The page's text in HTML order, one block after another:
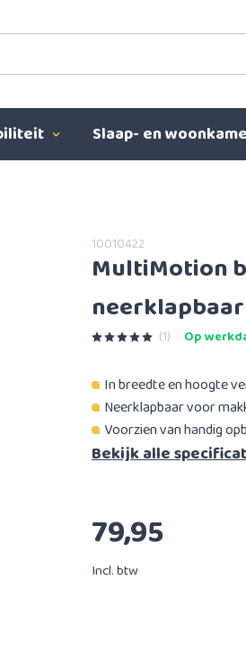
Slaap- en
10010422
MultiMotion
neerklapbaar
(1) Op
In breedte en hoogte
Neerklapbaar voor
Voorzien van handig
Bekijk alle
79,95
Incl. btw